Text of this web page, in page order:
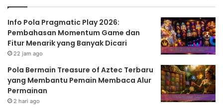
Info Pola Pragmatic Play 2026:
Pembahasan Momentum Game dan
Fitur Menarik yang Banyak Dicari
22 jam ago
Pola Bermain Treasure of Aztec Terbaru
yang Membantu Pemain Membaca Alur
Permainan
2 hari ago